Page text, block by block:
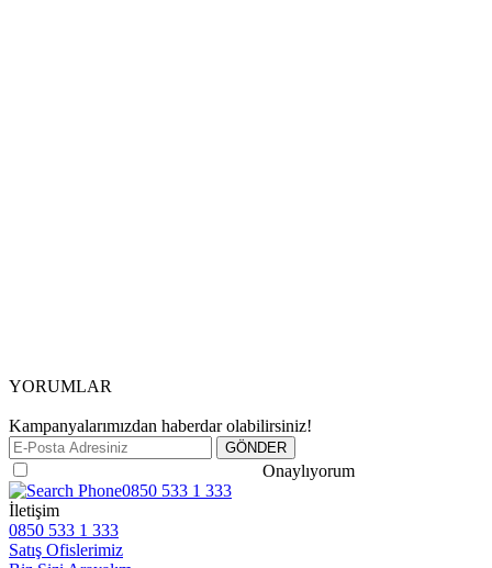
YORUMLAR
Kampanyalarımızdan haberdar olabilirsiniz!
Onaylıyorum
0850 533 1 333
İletişim
0850 533 1 333
Satış Ofislerimiz